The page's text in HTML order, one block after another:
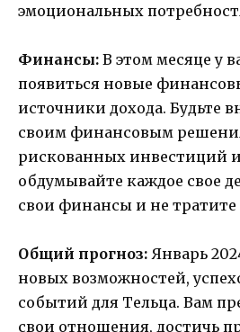
эмоциональных
Финансы: В этом месяце у
появиться новые
источники дохода. Будьте
своим финансовым
рискованных инвестиций
обдумывайте каждое свое
свои финансы и не
Общий прогноз: Январь
новых возможностей,
событий для Тельца. Вам
свои отношения, достичь